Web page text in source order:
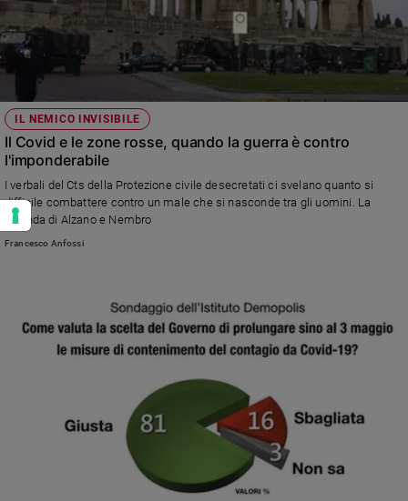
IL NEMICO INVISIBILE
Il Covid e le zone rosse, quando la guerra è contro
l'imponderabile
I verbali del Cts della Protezione civile desecretati ci svelano quanto si
difficile combattere contro un male che si nasconde tra gli uomini. La
vicenda di Alzano e Nembro
Francesco Anfossi